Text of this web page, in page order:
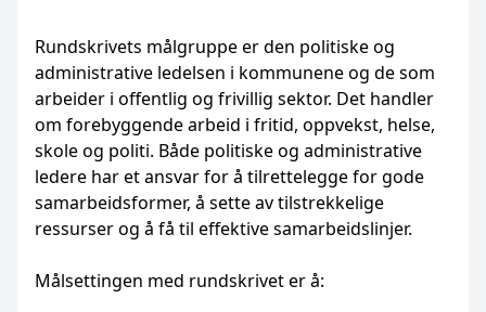
Rundskrivets målgruppe er den politiske og
administrative ledelsen i kommunene og de som
arbeider i offentlig og frivillig sektor. Det handler
om forebyggende arbeid i fritid, oppvekst, helse,
skole og politi. Både politiske og administrative
ledere har et ansvar for å tilrettelegge for gode
samarbeidsformer, å sette av tilstrekkelige
ressurser og å få til effektive samarbeidslinjer.
Målsettingen med rundskrivet er å: